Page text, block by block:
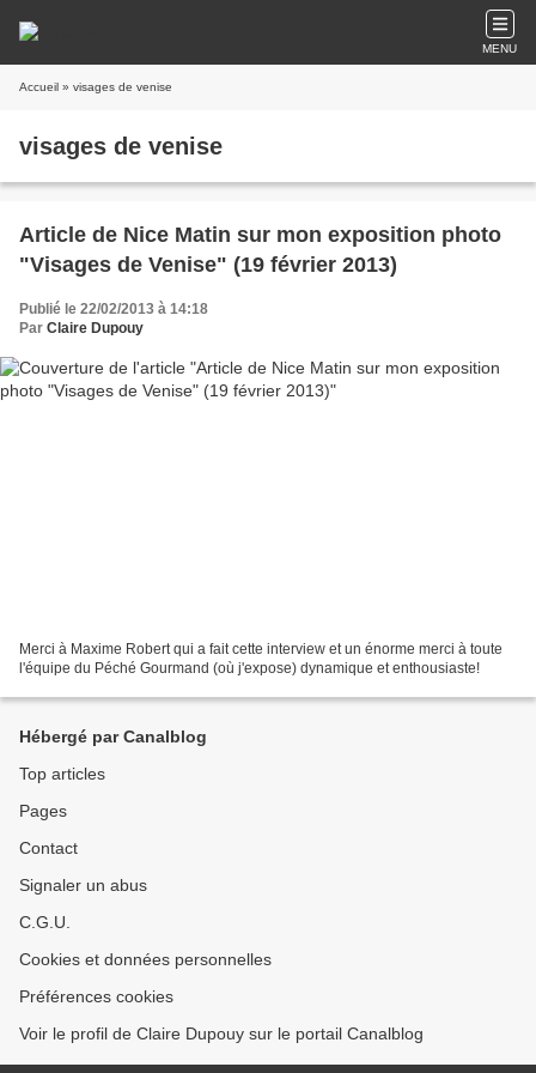
MENU
Accueil » visages de venise
visages de venise
Article de Nice Matin sur mon exposition photo
"Visages de Venise" (19 février 2013)
Publié le 22/02/2013 à 14:18
Par Claire Dupouy
Merci à Maxime Robert qui a fait cette interview et un énorme merci à toute
l'équipe du Péché Gourmand (où j'expose) dynamique et enthousiaste!
Hébergé par Canalblog
Top articles
Pages
Contact
Signaler un abus
C.G.U.
Cookies et données personnelles
Préférences cookies
Voir le profil de Claire Dupouy sur le portail Canalblog